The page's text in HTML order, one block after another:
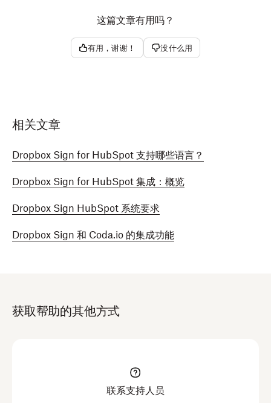
这篇文章有用吗？
有用，谢谢！ 没什么用
相关文章
Dropbox Sign for HubSpot 支持哪些语言？
Dropbox Sign for HubSpot 集成：概览
Dropbox Sign HubSpot 系统要求
Dropbox Sign 和 Coda.io 的集成功能
获取帮助的其他方式
联系支持人员